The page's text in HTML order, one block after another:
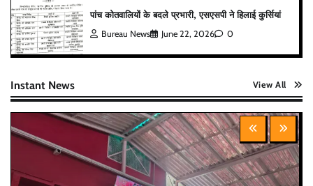
पांच कोतवालियों के बदले प्रभारी, एसएसपी ने हिलाई कुर्सियां
Bureau News June 22, 2026 0
Instant News View All